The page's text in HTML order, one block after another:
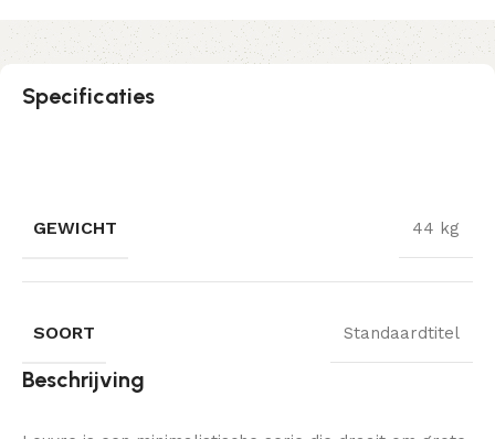
Specificaties
GEWICHT 44 kg
SOORT Standaardtitel
Beschrijving